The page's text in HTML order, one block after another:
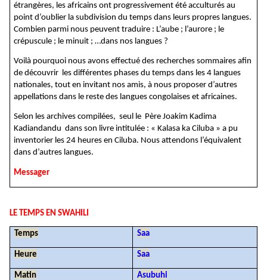
étrangères, les africains ont progressivement été acculturés au
point d’oublier la subdivision du temps dans leurs propres langues.
Combien parmi nous peuvent traduire : L’aube ; l’aurore ; le
crépuscule ; le minuit ; …dans nos langues ?
Voilà pourquoi nous avons effectué des recherches sommaires afin
de découvrir les différentes phases du temps dans les 4 langues
nationales, tout en invitant nos amis, à nous proposer d’autres
appellations dans le reste des langues congolaises et africaines.
Selon les archives compilées, seul le Père Joakim Kadima
Kadiandandu dans son livre intitulée : « Kalasa ka Ciluba » a pu
inventorier les 24 heures en Ciluba. Nous attendons l’équivalent
dans d’autres langues.
Messager
LE TEMPS EN SWAHILI
Temps Saa
Heure Saa
Matin Asubuhi